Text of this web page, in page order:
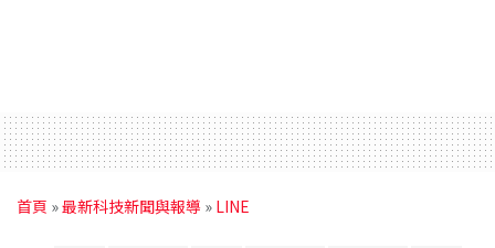
首頁 »最新科技新聞與報導 » LINE